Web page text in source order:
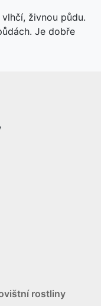
rostliny
živnou půdu.
Je dobře